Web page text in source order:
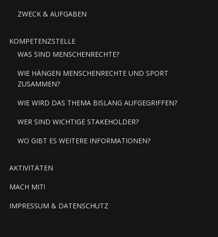
ZWECK & AUFGABEN
KOMPETENZSTELLE
WAS SIND MENSCHENRECHTE?
WIE HÄNGEN MENSCHENRECHTE UND SPORT
ZUSAMMEN?
WIE WIRD DAS THEMA BISLANG AUFGEGRIFFEN?
WER SIND WICHTIGE STAKEHOLDER?
WO GIBT ES WEITERE INFORMATIONEN?
AKTIVITÄTEN
MACH MIT!
IMPRESSUM & DATENSCHUTZ